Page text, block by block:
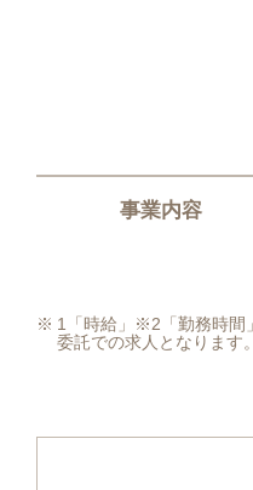
事業内容
1「時給」※2「勤務時間
委託での求人となります。